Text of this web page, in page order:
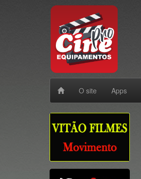
O site Apps